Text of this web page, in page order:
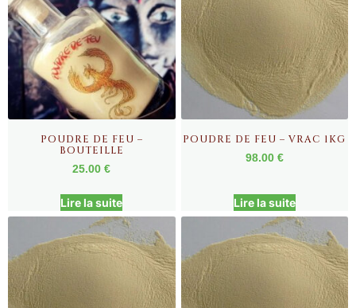
POUDRE DE FEU –
BOUTEILLE
25.00€
Lire la suite
POUDRE DE FEU – VRAC 1KG
98.00 €
Lire la suite